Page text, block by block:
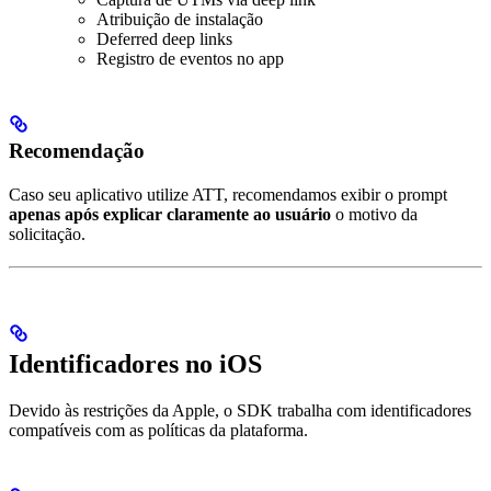
Atribuição de instalação
Deferred deep links
Registro de eventos no app
Recomendação
Caso seu aplicativo utilize ATT, recomendamos exibir o prompt
apenas após explicar claramente ao usuário o motivo da
solicitação.
Identificadores no iOS
Devido às restrições da Apple, o SDK trabalha com identificadores
compatíveis com as políticas da plataforma.